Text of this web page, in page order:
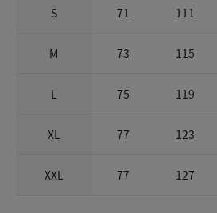
S 71 111
M 73 115
L 75 119
XL 77 123
XXL 77 127